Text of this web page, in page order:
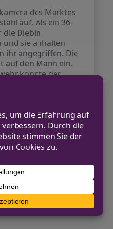
des Marktes
auf. Als ein 36-
die Diebin
und sie anhalten
ihr angegriffen. Die
auf den Mann ein.
konnte der
schließlich der
Anzeige
einer Firma in
BEITRAG
Betrügern bestohlen